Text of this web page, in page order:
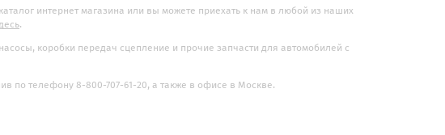
интернет магазина или вы можете приехать к нам в любой из наших
.
коробки передач сцепление и прочие запчасти для автомобилей с
по телефону 8-800-707-61-20, а также в офисе в Москве.